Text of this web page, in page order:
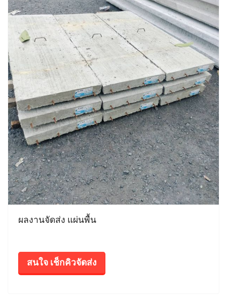
ผลงานจัดส่ง แผ่นพื้น
สนใจ เช็กคิวจัดส่ง